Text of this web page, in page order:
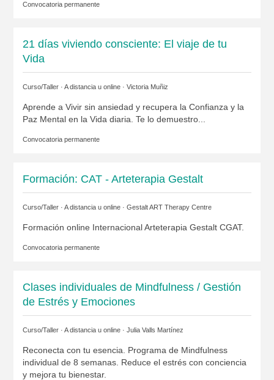
Convocatoria permanente
21 días viviendo consciente: El viaje de tu
Vida
Curso/Taller · A distancia u online · Victoria Muñiz
Aprende a Vivir sin ansiedad y recupera la Confianza y la
Paz Mental en la Vida diaria. Te lo demuestro...
Convocatoria permanente
Formación: CAT - Arteterapia Gestalt
Curso/Taller · A distancia u online · Gestalt ART Therapy Centre
Formación online Internacional Arteterapia Gestalt CGAT.
Convocatoria permanente
Clases individuales de Mindfulness / Gestión
de Estrés y Emociones
Curso/Taller · A distancia u online · Julia Valls Martínez
Reconecta con tu esencia. Programa de Mindfulness
individual de 8 semanas. Reduce el estrés con conciencia
y mejora tu bienestar.